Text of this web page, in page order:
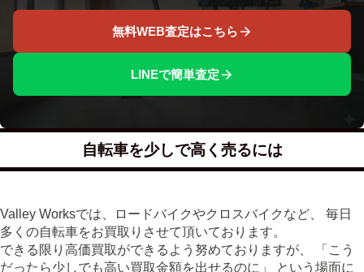
無料WEB査定はこちら
LINEで簡単査定
自転車を少しで高く売るには
Valley Worksでは、ロードバイクやクロスバイクなど、 毎日
多くの自転車をお買取りさせて頂いております。
できる限り高価買取ができるよう努めておりますが、 「こう
だったら少しでも高い買取金額を出せるのに」 という場面に